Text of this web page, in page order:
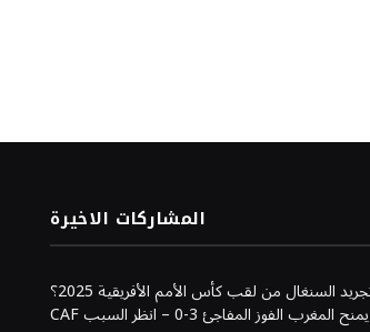
المشاركات الاخيرة
لماذا تم تجريد السنغال من لقب كأس الأمم الأفريقية 2025؟
CAF يمنح المغرب الفوز المفاجئ 3-0 – انظر السبب